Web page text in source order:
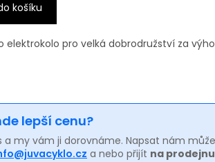
košíku
elektrokolo pro velká dobrodružství za
lepší cenu?
a my vám ji dorovnáme. Napsat nám
a nebo přijít na prodejnu